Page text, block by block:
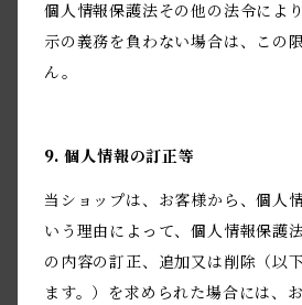
個人情報保護法その他の法令によ
示の義務を負わない場合は、この
ん。
9. 個人情報の訂正等
当ショップは、お客様から、個人
いう理由によって、個人情報保護
の内容の訂正、追加又は削除（以
ます。）を求められた場合には、